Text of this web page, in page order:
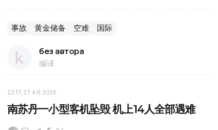
事故 黄金储备 空难 国际
без автора
编译
22:17, 27 4月 2026
南苏丹一小型客机坠毁 机上14人全部遇难